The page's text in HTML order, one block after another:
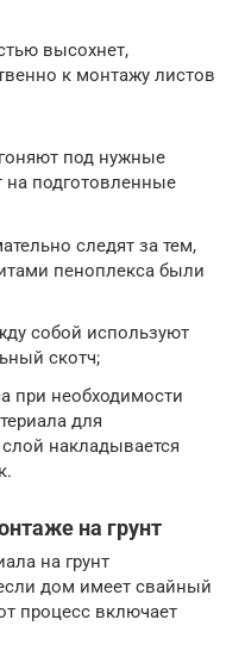
высохнет,
к монтажу листов
под нужные
подготовленные
следят за тем,
пеноплекса были
собой используют
скотч;
при необходимости
для
накладывается
на грунт
на грунт
дом имеет свайный
процесс включает